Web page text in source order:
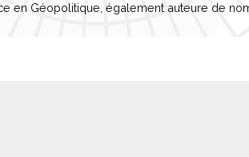
en Géopolitique, également auteure de